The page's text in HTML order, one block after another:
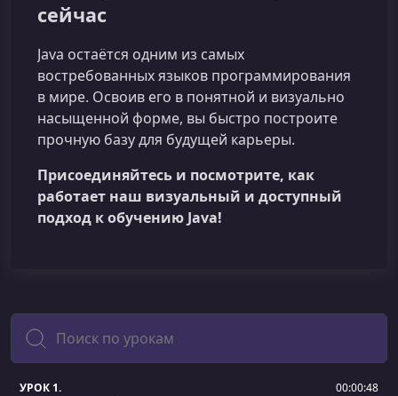
сейчас
Java остаётся одним из самых
востребованных языков программирования
в мире. Освоив его в понятной и визуально
насыщенной форме, вы быстро построите
прочную базу для будущей карьеры.
Присоединяйтесь и посмотрите, как
работает наш визуальный и доступный
подход к обучению Java!
Поиск
УРОК 1. 00:00:48